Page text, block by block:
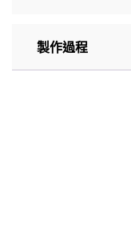
製作過程